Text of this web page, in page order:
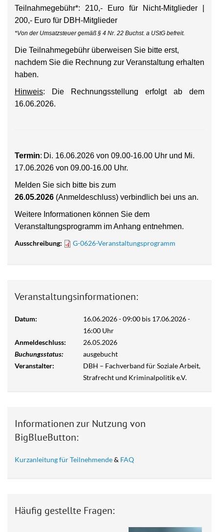
Teilnahmegebühr*: 210,- Euro für Nicht-Mitglieder |
200,- Euro für DBH-Mitglieder
*Von der Umsatzsteuer gemäß § 4 Nr. 22 Buchst. a UStG befreit.
Die Teilnahmegebühr überweisen Sie bitte erst,
nachdem Sie die Rechnung zur Veranstaltung erhalten
haben.
Hinweis: Die Rechnungsstellung erfolgt ab dem
16.06.2026.
Termin: Di. 16.06.2026 von 09.00-16.00 Uhr und Mi.
17.06.2026 von 09.00-16.00 Uhr.
Melden Sie sich bitte bis zum
26.05.2026 (Anmeldeschluss) verbindlich bei uns an.
Weitere Informationen können Sie dem
Veranstaltungsprogramm im Anhang entnehmen.
Ausschreibung:
G-0626-Veranstaltungsprogramm
Veranstaltungsinformationen:
Datum: 16.06.2026 - 09:00 bis 17.06.2026 -
16:00 Uhr
Anmeldeschluss:
26.05.2026
Buchungsstatus:
ausgebucht
Veranstalter:
DBH – Fachverband für Soziale Arbeit,
Strafrecht und Kriminalpolitik e.V.
Informationen zur Nutzung von
BigBlueButton:
Kurzanleitung für Teilnehmende& FAQ
Häufig gestellte Fragen: